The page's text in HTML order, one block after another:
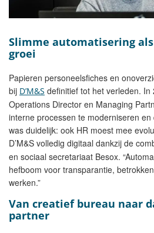
Slimme automatisering
groei
Papieren personeelsfiches en
bij D’M&S definitief tot het verleden.
Operations Director en Managing
interne processen te moderniseren
was duidelijk: ook HR moest mee
D’M&S volledig digitaal dankzij de
en sociaal secretariaat Besox.
hefboom voor transparantie,
werken.”
Van creatief bureau naar
partner